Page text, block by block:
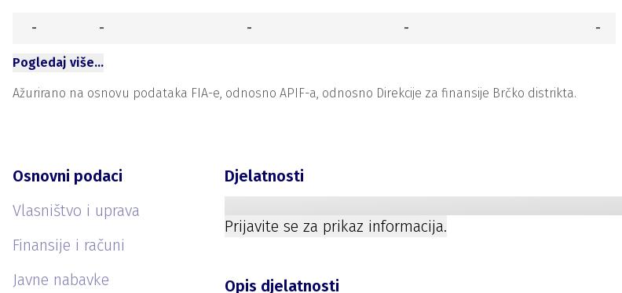
- - - - -
Pogledaj više…
Ažurirano na osnovu podataka FIA-e, odnosno APIF-a, odnosno Direkcije za finansije Brčko distrikta.
Osnovni podaci
Vlasništvo i uprava
Finansije i računi
Javne nabavke
Djelatnosti
Prijavite se za prikaz informacija.
Opis djelatnosti